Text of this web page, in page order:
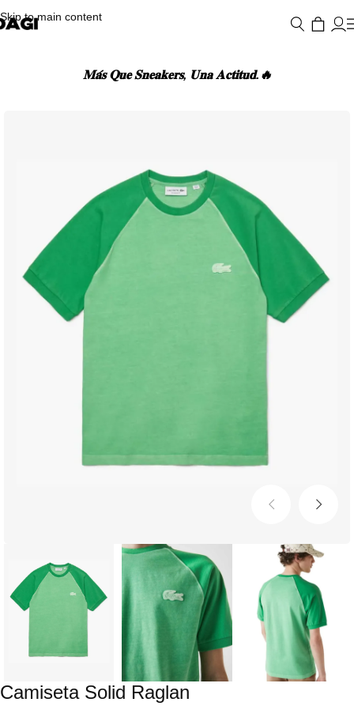
Skip to main content
𝐌𝐚́𝐬 𝐐𝐮𝐞 𝐒𝐧𝐞𝐚𝐤𝐞𝐫𝐬, 𝐔𝐧𝐚 𝐀𝐜𝐭𝐢𝐭𝐮𝐝.🔥
Camiseta Solid Raglan